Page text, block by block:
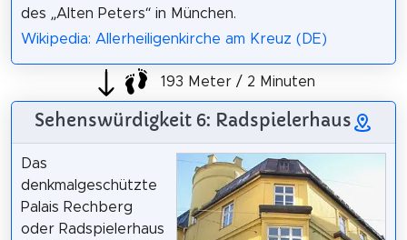
des „Alten Peters“ in München.
Wikipedia: Allerheiligenkirche am Kreuz (DE)
193 Meter / 2 Minuten
Sehenswürdigkeit 6: Radspielerhaus
Das
denkmalgeschützte
Palais Rechberg
oder Radspielerhaus